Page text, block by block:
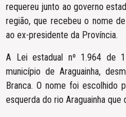
requereu junto ao governo
região, que recebeu o nome
ao ex-presidente da Província.
A Lei estadual nº 1.964 de
município de Araguainha,
Branca. O nome foi escolhido
esquerda do rio Araguainha que